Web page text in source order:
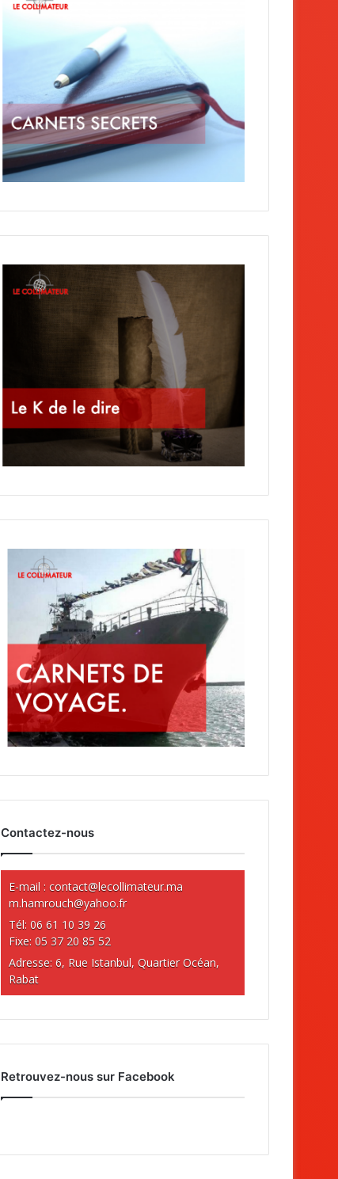
Contactez-nous
E-mail :contact@lecollimateur.ma
m.hamrouch@yahoo.fr
Tél: 06 61 10 39 26
Fixe: 05 37 20 85 52
Adresse: 6, Rue Istanbul, Quartier Océan,
Rabat
Retrouvez-nous sur Facebook